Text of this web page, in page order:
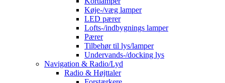
Køje-/væg lamper
LED pærer
Lofts-/indbygnings lamper
Pærer
Tilbehør til lys/lamper
Undervands-/docking lys
Navigation & Radio/Lyd
Radio & Højttaler